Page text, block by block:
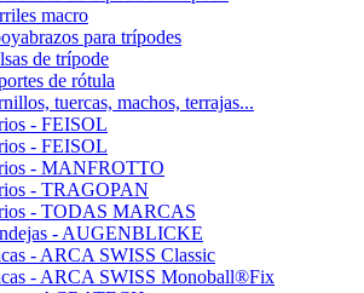
macro
para trípodes
de trípode
de rótula
tuercas, machos, terrajas...
- FEISOL
- FEISOL
- MANFROTTO
- TRAGOPAN
- TODAS MARCAS
- AUGENBLICKE
- ARCA SWISS Classic
- ARCA SWISS Monoball®Fix